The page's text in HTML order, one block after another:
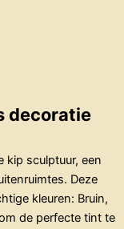
decoratie
kip sculptuur, een
Deze
kleuren: Bruin,
de perfecte tint te